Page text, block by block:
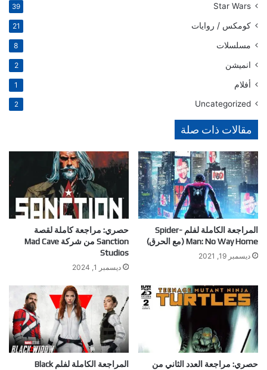
Star Wars
39
كومكس / روايات 21
مسلسلات 8
انميشن 2
أفلام 1
Uncategorized
2
مقالات ذات صلة
المراجعة الكاملة لفلم Spider-
Man: No Way Home (مع الحرق)
ديسمبر 19, 2021
حصري: مراجعة كاملة لقصة
Sanction من شركة Mad Cave
Studios
ديسمبر 1, 2024
حصري: مراجعة العدد الثاني من
المراجعة الكاملة لفلم Black